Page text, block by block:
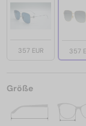
357 EUR 357
Größe